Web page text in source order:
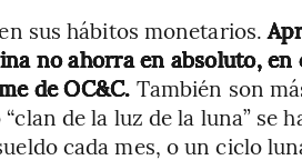
sus hábitos monetarios.
no ahorra en absoluto,
de OC&C. También son
de la luz de la luna” se
cada mes, o un ciclo